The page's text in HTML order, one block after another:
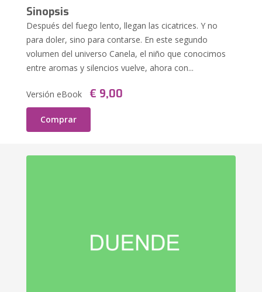
Sinopsis
Después del fuego lento, llegan las cicatrices. Y no
para doler, sino para contarse. En este segundo
volumen del universo Canela, el niño que conocimos
entre aromas y silencios vuelve, ahora con...
Versión eBook € 9,00
Comprar